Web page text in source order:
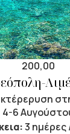
200,00
4-6
3 ημέρες